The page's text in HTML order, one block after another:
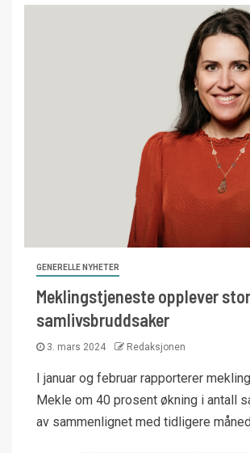
GENERELLE NYHETER
Meklingstjeneste opplever
samlivsbruddsaker
3. mars 2024 Redaksjonen
I januar og februar rapporterer
Mekle om 40 prosent økning i antall
av sammenlignet med tidligere